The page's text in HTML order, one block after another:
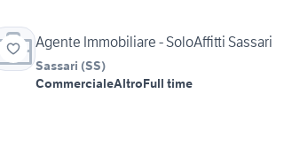
Agente Immobiliare - SoloAffitti Sassari
Sassari (SS)
CommercialeAltroFull time